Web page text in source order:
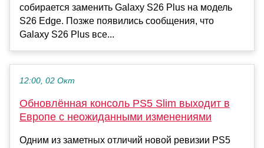
собирается заменить Galaxy S26 Plus на модель
S26 Edge. Позже появились сообщения, что
Galaxy S26 Plus все...
12:00, 02 Окт
Обновлённая консоль PS5 Slim выходит в
Европе с неожиданными изменениями
Одним из заметных отличий новой ревизии PS5